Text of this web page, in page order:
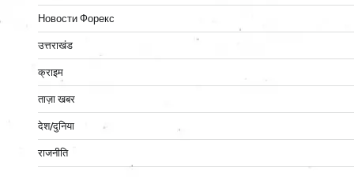
Новости Форекс
उत्तराखंड
क्राइम
ताज़ा खबर
देश/दुनिया
राजनीति